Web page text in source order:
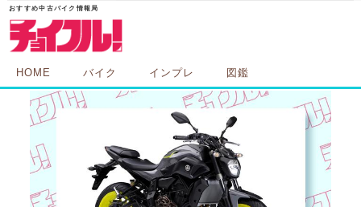
HOME バイク インプレ 図鑑